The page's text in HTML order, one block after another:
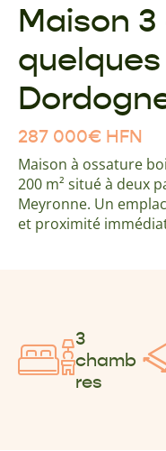
Maison
287 000€ HFN
Maison à ossature
200 m² situé à deux
Meyronne. Un
et proximité
3
chamb
res